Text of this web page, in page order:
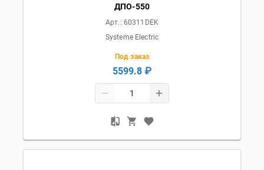
ДПО-550
Арт.: 60311DEK
Systeme Electric
Под заказ
5599.8 ₽